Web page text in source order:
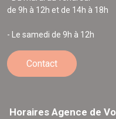
de 9h à 12h et de 14h à 18h
- Le samedi de 9h à 12h
Contact
Horaires Agence de